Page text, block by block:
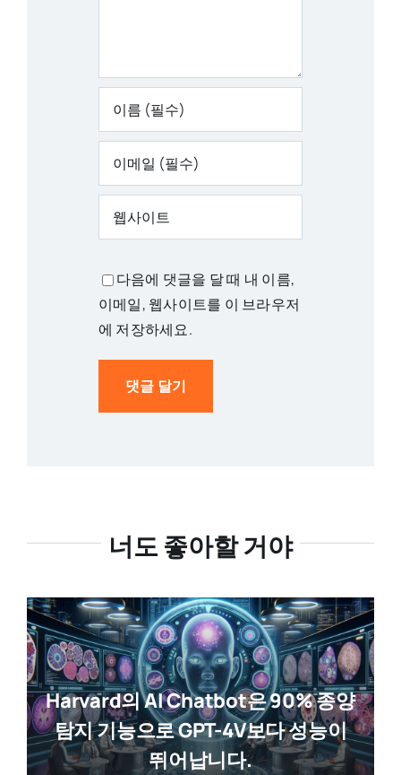
다음에 댓글을 달 때 내 이름,
이메일, 웹사이트를 이 브라우저
에 저장하세요.
너도 좋아할 거야
Harvard의 AI Chatbot은 90% 종양
탐지 기능으로 GPT-4V보다 성능이
뛰어납니다.